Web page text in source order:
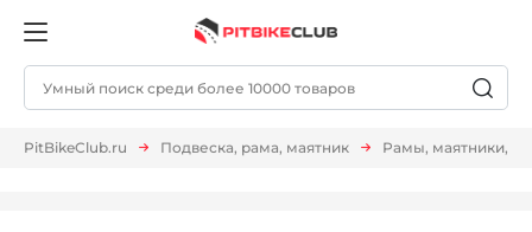
PitBikeClub.ru Подвеска, рама, маятник Рамы, маятники,